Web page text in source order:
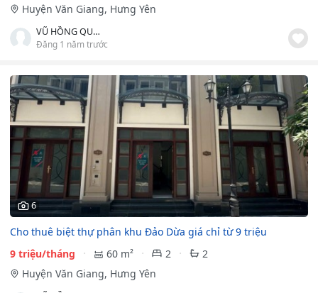
Huyện Văn Giang, Hưng Yên
VŨ HỒNG QUÂN
Đăng 1 năm trước
6
Cho thuê biệt thự phân khu Đảo Dừa giá chỉ từ 9 triệu
9 triệu/tháng
60 m² 2
2
Huyện Văn Giang, Hưng Yên